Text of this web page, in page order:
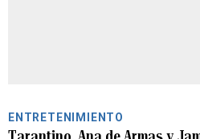
ENTRETENIMIENTO